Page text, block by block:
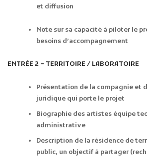
et diffusion
Note sur sa capacité à piloter le
besoins d’accompagnement
ENTRÉE 2 – TERRITOIRE / LABORATOIRE
Présentation de la compagnie et
juridique qui porte le projet
Biographie des artistes équipe
administrative
Description de la résidence de
public, un objectif à partager